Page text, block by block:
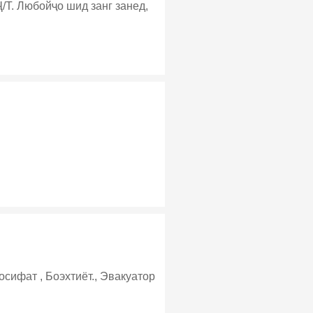
Любойҷо шид занг занед,
, Боэхтиёт., Эвакуатор